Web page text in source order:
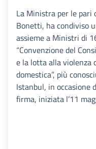
La Ministra per le pari
Bonetti, ha condiviso
assieme a Ministri di
“Convenzione del
e la lotta alla violenza
domestica”, più
Istanbul, in occasione
firma, iniziata l’11